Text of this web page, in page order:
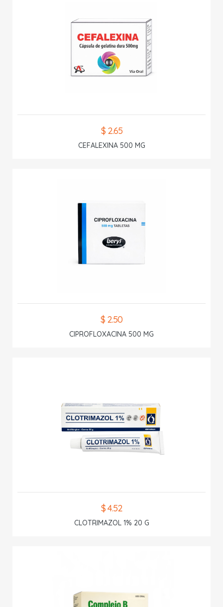
$ 2.65
CEFALEXINA 500 MG
$ 2.50
CIPROFLOXACINA 500 MG
$ 4.52
CLOTRIMAZOL 1% 20 G